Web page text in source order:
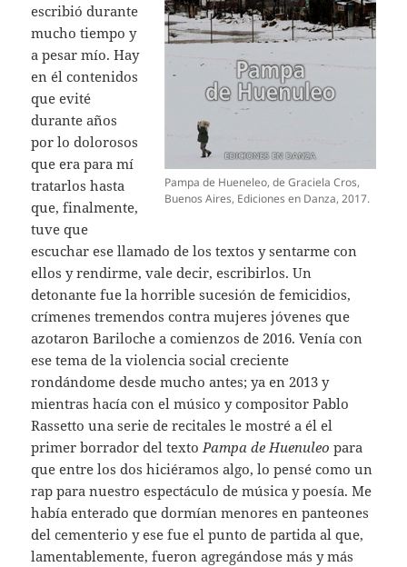
Pampa de Hueneleo, de Graciela Cros,
Buenos Aires, Ediciones en Danza, 2017.
escribió durante
mucho tiempo y
a pesar mío. Hay
en él contenidos
que evité
durante años
por lo dolorosos
que era para mí
tratarlos hasta
que, finalmente,
tuve que
escuchar ese llamado de los textos y sentarme con
ellos y rendirme, vale decir, escribirlos. Un
detonante fue la horrible sucesión de femicidios,
crímenes tremendos contra mujeres jóvenes que
azotaron Bariloche a comienzos de 2016. Venía con
ese tema de la violencia social creciente
rondándome desde mucho antes; ya en 2013 y
mientras hacía con el músico y compositor Pablo
Rassetto una serie de recitales le mostré a él el
primer borrador del textoPampa de Huenuleo para
que entre los dos hiciéramos algo, lo pensé como un
rap para nuestro espectáculo de música y poesía. Me
había enterado que dormían menores en panteones
del cementerio y ese fue el punto de partida al que,
lamentablemente, fueron agregándose más y más